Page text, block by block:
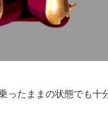
ったままの状態でも十